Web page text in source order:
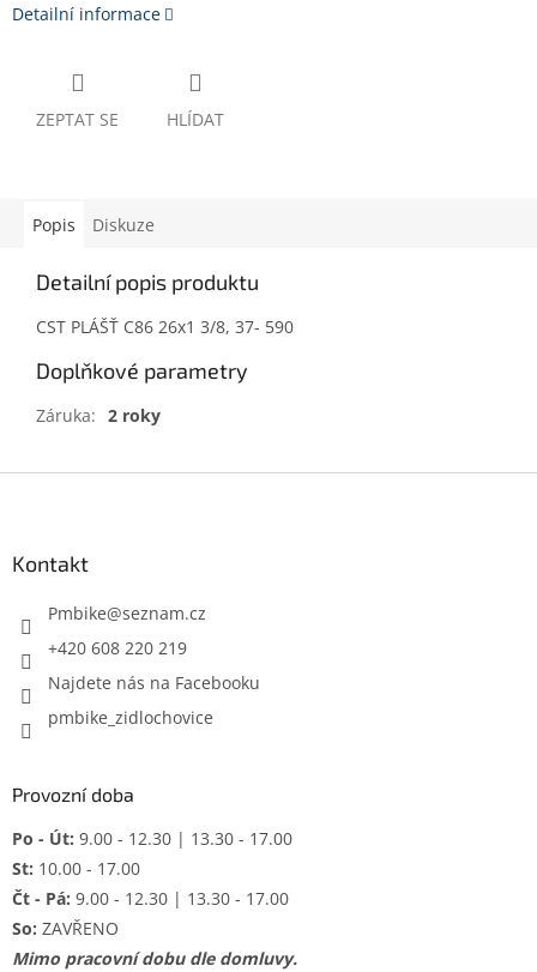
Detailní informace
ZEPTAT SE HLÍDAT
Popis Diskuze
Detailní popis produktu
CST PLÁŠŤ C86 26x1 3/8, 37- 590
Doplňkové parametry
Záruka: 2 roky
Kontakt
Pmbike@seznam.cz
+420 608 220 219
Najdete nás na Facebooku
pmbike_zidlochovice
Provozní doba
Po - Út: 9.00 - 12.30 | 13.30 - 17.00
St: 10.00 - 17.00
Čt - Pá: 9.00 - 12.30 | 13.30 - 17.00
So: ZAVŘENO
Mimo pracovní dobu dle domluvy.